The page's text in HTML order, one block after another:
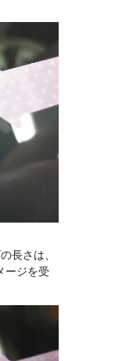
長さは、
ージを受